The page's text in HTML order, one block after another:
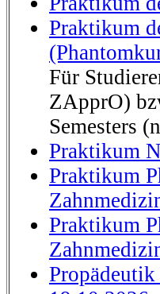
Praktikum
Für
ZApprO)
Semesters
Praktikum
Praktikum
Praktikum